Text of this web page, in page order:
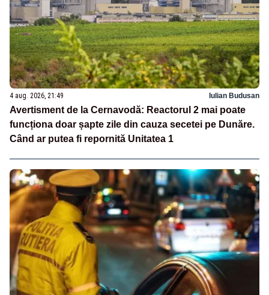
4 aug. 2026, 21:49 Iulian Budusan
Avertisment de la Cernavodă: Reactorul 2 mai poate
funcționa doar șapte zile din cauza secetei pe Dunăre.
Când ar putea fi repornită Unitatea 1